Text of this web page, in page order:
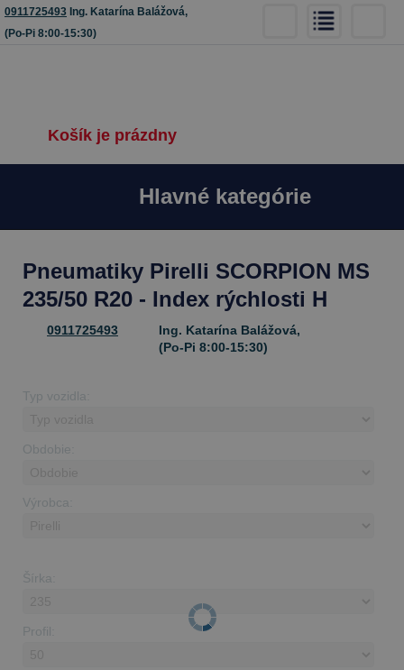
0911725493 Ing. Katarína Balážová,
(Po-Pi 8:00-15:30)
Košík je prázdny
Hlavné kategórie
Pneumatiky Pirelli SCORPION MS
235/50 R20 - Index rýchlosti H
0911725493
Ing. Katarína Balážová,
(Po-Pi 8:00-15:30)
Typ vozidla:
Obdobie:
Výrobca:
Šírka:
Profil: